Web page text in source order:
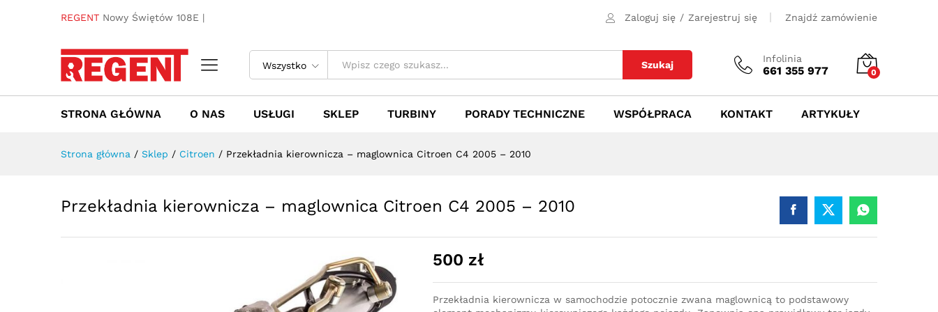
REGENT Nowy Świętów 108E | Zaloguj się / Zarejestruj się Znajdź zamówienie
Wszystko Szukaj
Infolinia
661 355 977 0
STRONA GŁÓWNA O NAS USŁUGI SKLEP TURBINY PORADY TECHNICZNE WSPÓŁPRACA KONTAKT ARTYKUŁY
Strona główna / Sklep / Citroen / Przekładnia kierownicza – maglownica Citroen C4 2005 – 2010
Przekładnia kierownicza – maglownica Citroen C4 2005 – 2010
500 zł
Przekładnia kierownicza w samochodzie potocznie zwana maglownicą to podstawowy
Towar / Usługa Specyfikacja
500zł Dodaj do koszyka